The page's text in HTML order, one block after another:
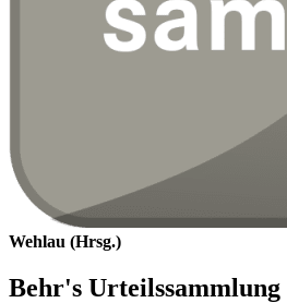
Wehlau (Hrsg.)
Behr's Urteilssammlung